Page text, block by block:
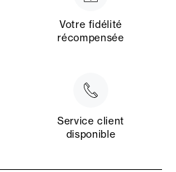
Votre fidélité
récompensée
Service client
disponible